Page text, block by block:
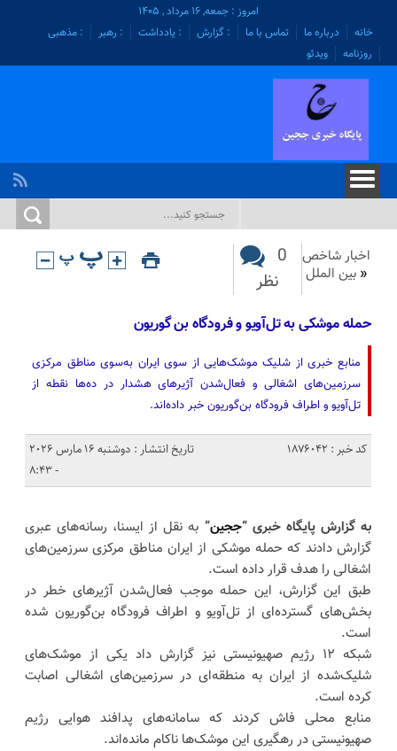
امروز : جمعه, ۱۶ مرداد , ۱۴۰۵
خانه
درباره ما تماس با ما : گزارش : یادداشت : رهبر
: مذهبی
روزنامه
ویدئو
اخبار شاخص
« بین الملل
0
نظر
حمله موشکی به تل‌آویو و فرودگاه بن گوریون
منابع خبری از شلیک موشک‌هایی از سوی ایران به‌سوی مناطق مرکزی
سرزمین‌های اشغالی و فعال‌شدن آژیرهای هشدار در ده‌ها نقطه از
تل‌آویو و اطراف فرودگاه بن‌گوریون خبر داده‌اند.
کد خبر : 1876042
تاریخ انتشار : دوشنبه 16 مارس 2026
- 8:43
به گزارش پایگاه خبری “ججین” به نقل از ایسنا، رسانه‌های عبری
گزارش دادند که حمله موشکی از ایران مناطق مرکزی سرزمین‌های
اشغالی را هدف قرار داده است.
طبق این گزارش، این حمله موجب فعال‌شدن آژیرهای خطر در
بخش‌های گسترده‌ای از تل‌آویو و اطراف فرودگاه بن‌گوریون شده
است.
شبکه ۱۲ رژیم صهیونیستی نیز گزارش داد یکی از موشک‌های
شلیک‌شده از ایران به منطقه‌ای در سرزمین‌های اشغالی اصابت
کرده است.
منابع محلی فاش کردند که سامانه‌های پدافند هوایی رژیم
صهیونیستی در رهگیری این موشک‌ها ناکام مانده‌اند.